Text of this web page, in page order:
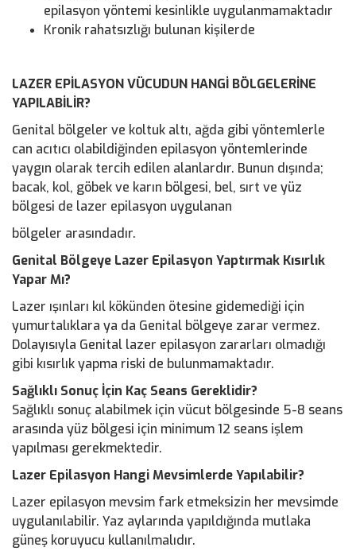
epilasyon yöntemi kesinlikle uygulanmamaktadır
Kronik rahatsızlığı bulunan kişilerde
LAZER EPİLASYON VÜCUDUN HANGİ BÖLGELERİNE
YAPILABİLİR?
Genital bölgeler ve koltuk altı, ağda gibi yöntemlerle
can acıtıcı olabildiğinden epilasyon yöntemlerinde
yaygın olarak tercih edilen alanlardır. Bunun dışında;
bacak, kol, göbek ve karın bölgesi, bel, sırt ve yüz
bölgesi de lazer epilasyon uygulanan
bölgeler arasındadır.
Genital Bölgeye Lazer Epilasyon Yaptırmak Kısırlık
Yapar Mı?
Lazer ışınları kıl kökünden ötesine gidemediği için
yumurtalıklara ya da Genital bölgeye zarar vermez.
Dolayısıyla Genital lazer epilasyon zararları olmadığı
gibi kısırlık yapma riski de bulunmamaktadır.
Sağlıklı Sonuç İçin Kaç Seans Gereklidir?
Sağlıklı sonuç alabilmek için vücut bölgesinde 5-8 seans
arasında yüz bölgesi için minimum 12 seans işlem
yapılması gerekmektedir.
Lazer Epilasyon Hangi Mevsimlerde Yapılabilir?
Lazer epilasyon mevsim fark etmeksizin her mevsimde
uygulanılabilir. Yaz aylarında yapıldığında mutlaka
güneş koruyucu kullanılmalıdır.